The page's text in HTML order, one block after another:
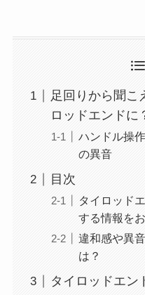
足回りから聞こ
ロッドエンドに
ハンドル操
の異音
目次
タイロッド
する情報を
違和感や異
は？
タイロッドエン